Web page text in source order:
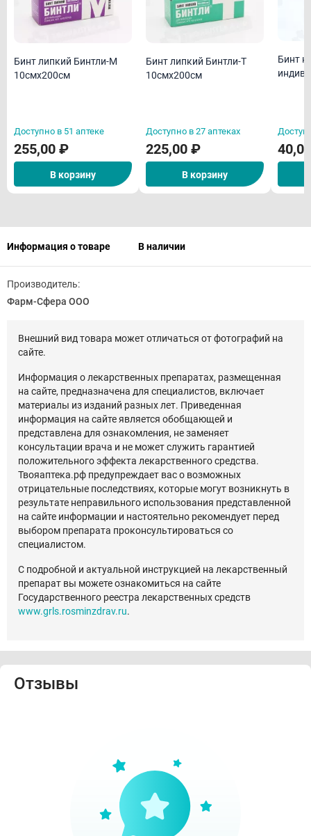
Бинт липкий Бинтли-М
10смх200см
Доступно в 51 аптеке
255,00 ₽
В корзину
Бинт липкий Бинтли-Т
10смх200см
Доступно в 27 аптеках
225,00 ₽
В корзину
Бинт
Информация о товаре В наличии
Производитель:
Фарм-Сфера ООО
Внешний вид товара может отличаться от фотографий на
сайте.
Информация о лекарственных препаратах, размещенная
на сайте, предназначена для специалистов, включает
материалы из изданий разных лет. Приведенная
информация на сайте является обобщающей и
представлена для ознакомления, не заменяет
консультации врача и не может служить гарантией
положительного эффекта лекарственного средства.
Твояаптека.рф предупреждает вас о возможных
отрицательные последствиях, которые могут возникнуть в
результате неправильного использования представленной
на сайте информации и настоятельно рекомендует перед
выбором препарата проконсультироваться со
специалистом.
С подробной и актуальной инструкцией на лекарственный
препарат вы можете ознакомиться на сайте
Государственного реестра лекарственных средств
www.grls.rosminzdrav.ru.
Отзывы